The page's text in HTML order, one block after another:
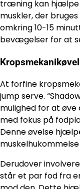
træning kan hjælpe
muskler, der
omkring 10-15
bevægelser for at
At forfine
jump serve.
mulighed for at
med fokus på
Denne øvelse
Derudover
står et par fod fra